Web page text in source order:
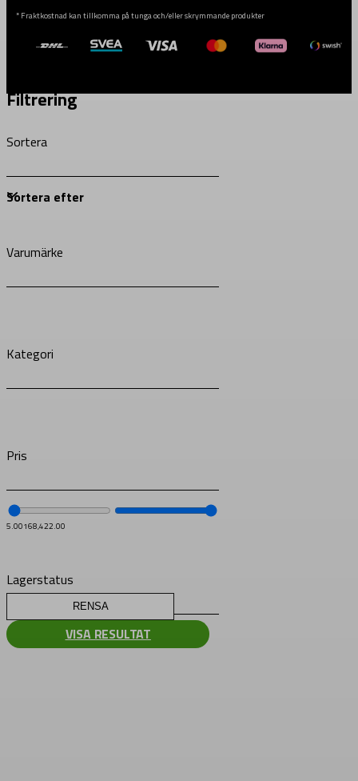
* Fraktkostnad kan tillkomma på tunga och/eller skrymmande produkter
Filtrering
Sortera
Varumärke
Kategori
Pris
5.00168,422.00
Lagerstatus
RENSA
VISA RESULTAT